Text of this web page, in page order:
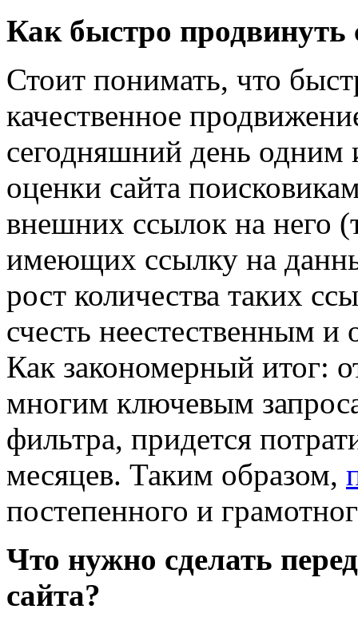
Как быстро продвинуть
Стоит понимать, что
качественное
сегодняшний день одним
оценки сайта
внешних ссылок на него
имеющих ссылку на
рост количества таких
счесть неестественным и
Как закономерный итог:
многим ключевым
фильтра, придется
месяцев. Таким образом,
постепенного и
Что нужно сделать
сайта?